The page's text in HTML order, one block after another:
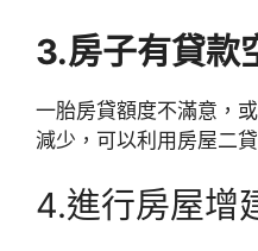
3.房子有貸款
一胎房貸額度不滿意，
減少，可以利用房屋二
4.進行房屋增